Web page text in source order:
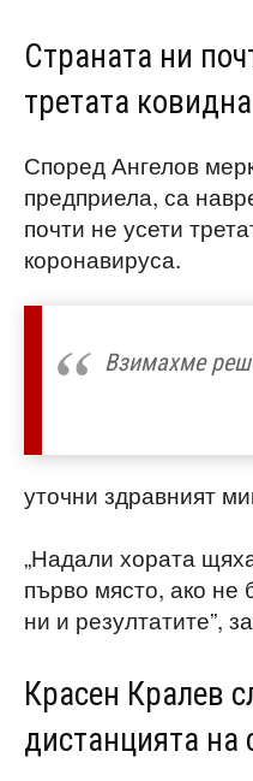
Страната ни
третата
Според Ангелов
предприела, са
почти не усети
коронавируса.
Взимахме
уточни здравният
„Надали хората
първо място, ако не
ни и резултатите”,
Красен Кралев
дистанцията на